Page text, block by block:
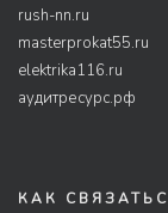
rush-nn.ru
masterprokat55.ru
elektrika116.ru
аудитресурс.рф
КАК